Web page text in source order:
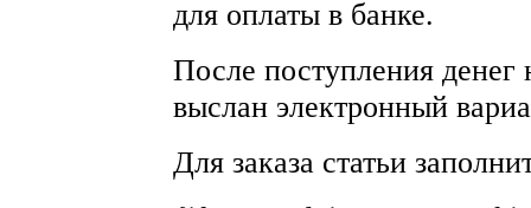
для оплаты в банке.
После поступления денег
выслан электронный
Для заказа статьи